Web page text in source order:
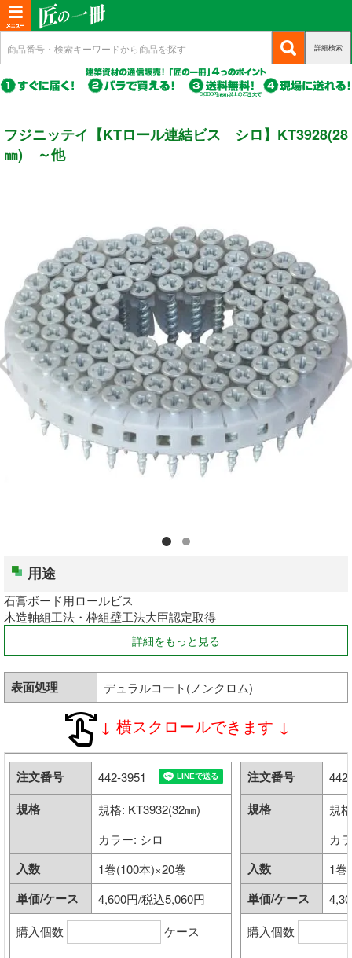
T
o
g
g
e
n
i
o
n
新規会員登録(c
u
r
n
ログイン
(c
r
u
構造金物
耐震制震
機械打 釘・ビス
釘・ねじ
接着剤
防水・気密部材
屋内用手すり
屋外用手すり
棚柱・収納
点検口・収納庫
内装部材
水廻り
物干し
換気部材
通気部材
外装部材
詳細検索
フジニッテイ【KTロール連結ビス シロ】KT3928(28
㎜) ～他
用途
石膏ボード用ロールビス
木造軸組工法・枠組壁工法大臣認定取得
詳細をもっと見る
表面処理 デュラルコート(ノンクロム)
↓ 横スクロールできます ↓
注文番号 442-3951
規格
規格: KT3932(32㎜)
カラー: シロ
入数 1巻(100本)×20巻
単価/ケース
4,600円/税込5,060円
購入個数
ケース
注文番号
規格
規
カ
入数 1巻
単価/ケース
購入個数